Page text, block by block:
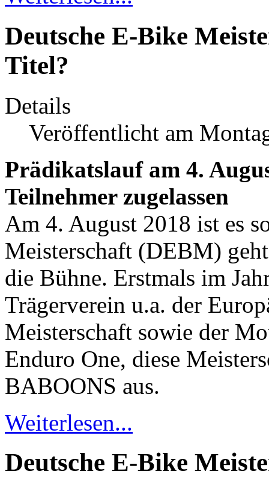
Deutsche E-Bike
Titel?
Details
Veröffentlicht am
Prädikatslauf am 4.
Teilnehmer zugelassen
Am 4. August 2018 ist es
Meisterschaft (DEBM)
die Bühne. Erstmals im
Trägerverein u.a. der
Meisterschaft sowie der
Enduro One, diese
BABOONS aus.
Weiterlesen...
Deutsche E-Bike